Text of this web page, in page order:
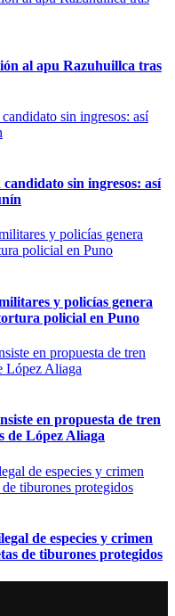
al apu Razuhuillca tras
sin ingresos: así
y policías genera
policial en Puno
en propuesta de tren
de López Aliaga
de especies y crimen
de tiburones protegidos